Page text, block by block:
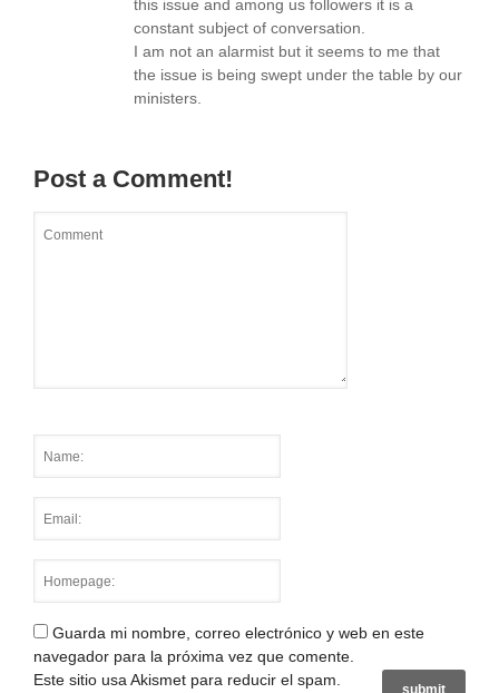
this issue and among us followers it is a
constant subject of conversation.
I am not an alarmist but it seems to me that
the issue is being swept under the table by our
ministers.
Post a Comment!
Guarda mi nombre, correo electrónico y web en este
navegador para la próxima vez que comente.
Este sitio usa Akismet para reducir el spam.